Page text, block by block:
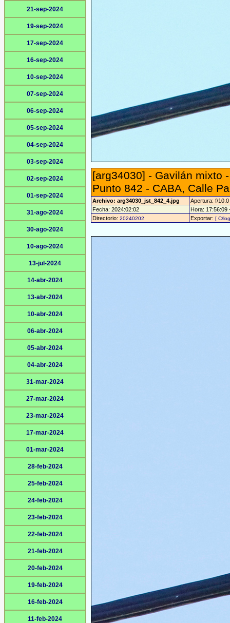
21-sep-2024
19-sep-2024
17-sep-2024
16-sep-2024
10-sep-2024
07-sep-2024
06-sep-2024
05-sep-2024
04-sep-2024
03-sep-2024
02-sep-2024
01-sep-2024
31-ago-2024
30-ago-2024
10-ago-2024
13-jul-2024
14-abr-2024
13-abr-2024
10-abr-2024
06-abr-2024
05-abr-2024
04-abr-2024
31-mar-2024
27-mar-2024
23-mar-2024
17-mar-2024
01-mar-2024
28-feb-2024
25-feb-2024
24-feb-2024
23-feb-2024
22-feb-2024
21-feb-2024
20-feb-2024
19-feb-2024
16-feb-2024
11-feb-2024
[arg34030] - Gavilán mixto
Punto 842 - CABA, Calle
Archivo: arg34030_jst_842_4.jpg
Apertura: f/10.0
Fecha: 2024:02:02
Hora: 17:56:09
Directorio: 20240202 Exportar: [ C/